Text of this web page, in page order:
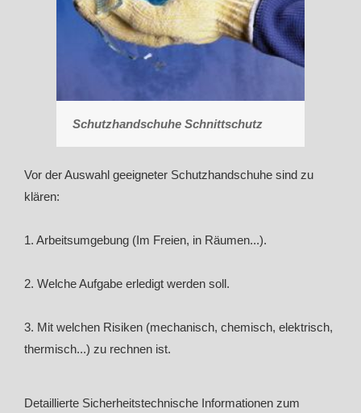
Schutzhandschuhe Schnittschutz
Vor der Auswahl geeigneter Schutzhandschuhe sind zu
klären:
1. Arbeitsumgebung (Im Freien, in Räumen...).
2. Welche Aufgabe erledigt werden soll.
3. Mit welchen Risiken (mechanisch, chemisch, elektrisch,
thermisch...) zu rechnen ist.
Detaillierte Sicherheitstechnische Informationen zum